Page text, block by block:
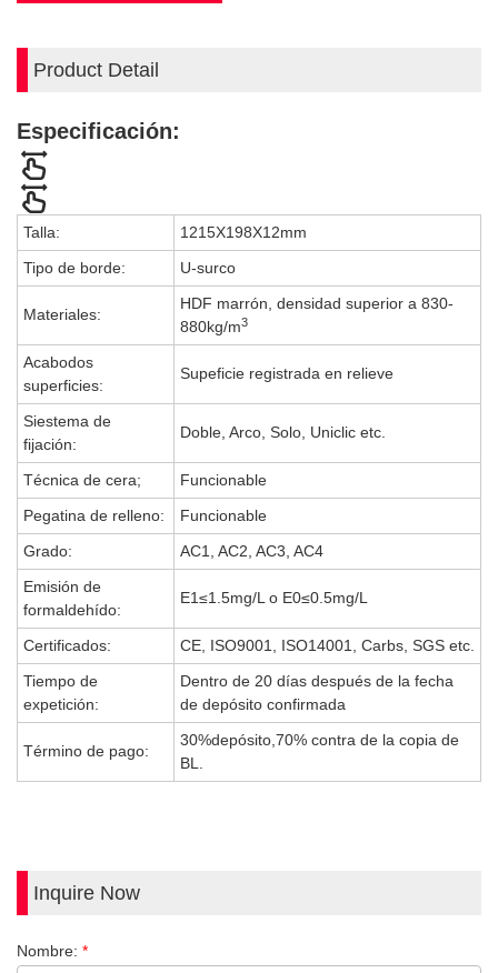
Product Detail
Especificación:
Talla:
1215X198X12mm
Tipo de borde:
U-surco
Materiales:
HDF marrón, densidad superior a 830-
880kg/m3
Acabodos
superficies:
Supeficie registrada en relieve
Siestema de
fijación:
Doble, Arco, Solo, Uniclic etc.
Técnica de cera;
Funcionable
Pegatina de relleno:
Funcionable
Grado:
AC1, AC2, AC3, AC4
Emisión de
formaldehído:
E1≤1.5mg/L o E0≤0.5mg/L
Certificados:
CE, ISO9001, ISO14001, Carbs, SGS etc.
Tiempo de
expetición:
Dentro de 20 días después de la fecha
de depósito confirmada
Término de pago:
30%depósito,70% contra de la copia de
BL.
Inquire Now
Nombre: *